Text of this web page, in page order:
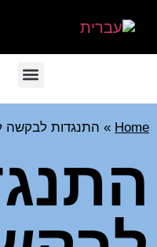
Home
» התנגדות לבקשה